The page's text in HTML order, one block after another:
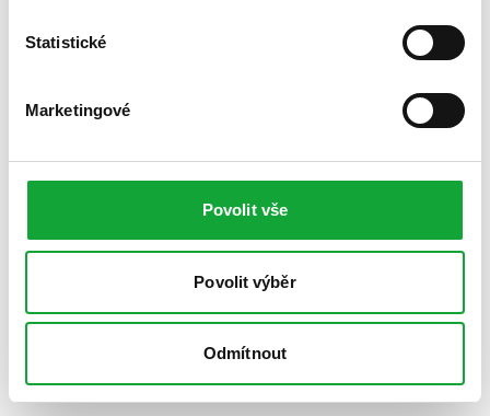
Statistické
Marketingové
Povolit vše
Povolit výběr
Odmítnout